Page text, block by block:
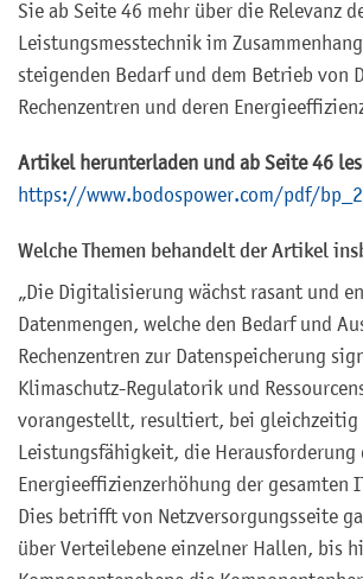
Sie ab Seite 46 mehr über die Relevanz
Leistungsmesstechnik im
steigenden Bedarf und dem Betrieb von
Rechenzentren und deren
Artikel herunterladen und ab Seite 46
https://www.bodospower.com/pdf/
Welche Themen behandelt der Artikel
„Die Digitalisierung wächst rasant und
Datenmengen, welche den Bedarf und
Rechenzentren zur Datenspeicherung
Klimaschutz-Regulatorik und
vorangestellt, resultiert, bei gleichzeitig
Leistungsfähigkeit, die Herausforderung
Energieeffizienzerhöhung der gesamten
Dies betrifft von Netzversorgungsseite
über Verteilebene einzelner Hallen, bis